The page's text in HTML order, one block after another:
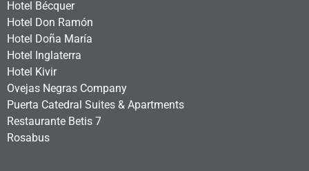
Hotel Bécquer
Hotel Don Ramón
Hotel Doña María
Hotel Inglaterra
Hotel Kivir
Ovejas Negras Company
Puerta Catedral Suites & Apartments
Restaurante Betis 7
Rosabus